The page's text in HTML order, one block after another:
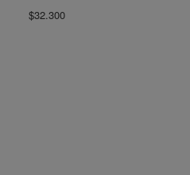
$32.300